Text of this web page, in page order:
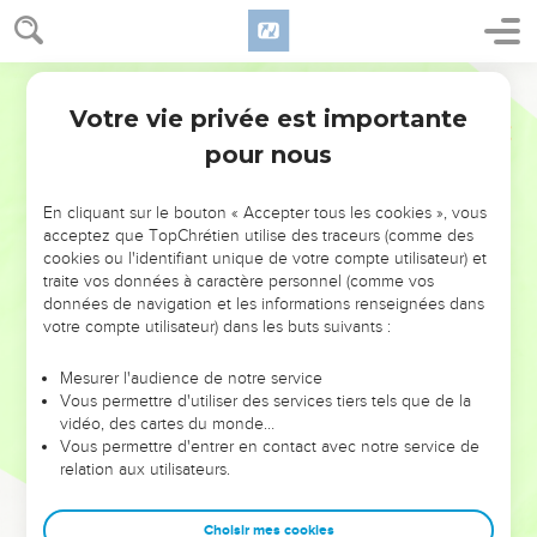
NE MANQUEZ PAS L’ÉVÉNEMENT
DE L’ANNÉE !
ET SI LEURS ERREURS POUVAIENT VOUS ÉVITER LES
VOTRES ?
leur foi ou leur vision. Mais on voit moins les doutes, les erreurs
et les saisons difficiles qu'ils ont traversés, alors même que ce
sont elles qui les ont façonnés.
Dans cette conférence, leaders, entrepreneurs, et responsables
clés pour avancer avec plus de sagesse afin que leurs erreurs
Votre vie privée est importante
pour nous
En cliquant sur le bouton « Accepter tous les cookies », vous
acceptez que TopChrétien utilise des traceurs (comme des
cookies ou l'identifiant unique de votre compte utilisateur) et
traite vos données à caractère personnel (comme vos
données de navigation et les informations renseignées dans
votre compte utilisateur) dans les buts suivants :
Mesurer l'audience de notre service
Vous permettre d'utiliser des services tiers tels que de la
vidéo, des cartes du monde…
Vous permettre d'entrer en contact avec notre service de
relation aux utilisateurs.
Choisir mes cookies